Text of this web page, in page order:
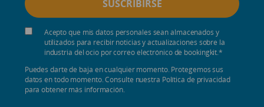
Acepto que mis datos personales sean almacenados y
utilizados para recibir noticias y actualizaciones sobre la
industria del ocio por correo electrónico de bookingkit.*
Puedes darte de baja en cualquier momento. Protegemos sus
datos en todo momento. Consulte nuestra Política de privacidad
para obtener más información.